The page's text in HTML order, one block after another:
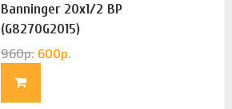
Banninger 20х1/2 ВР
(G8270G2015)
960р. 600р.